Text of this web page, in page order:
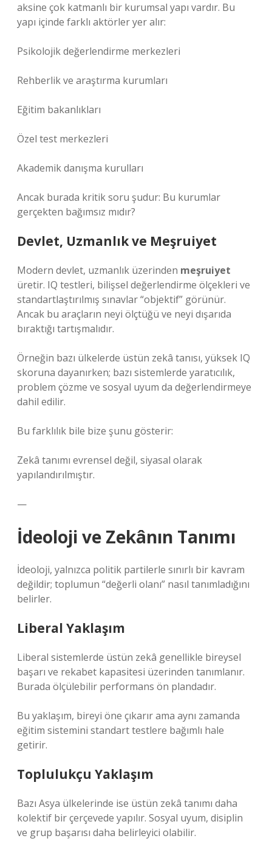
aksine çok katmanlı bir kurumsal yapı vardır. Bu
yapı içinde farklı aktörler yer alır:
Psikolojik değerlendirme merkezleri
Rehberlik ve araştırma kurumları
Eğitim bakanlıkları
Özel test merkezleri
Akademik danışma kurulları
Ancak burada kritik soru şudur: Bu kurumlar
gerçekten bağımsız mıdır?
Devlet, Uzmanlık ve Meşruiyet
Modern devlet, uzmanlık üzerinden meşruiyet
üretir. IQ testleri, bilişsel değerlendirme ölçekleri ve
standartlaştırılmış sınavlar “objektif” görünür.
Ancak bu araçların neyi ölçtüğü ve neyi dışarıda
bıraktığı tartışmalıdır.
Örneğin bazı ülkelerde üstün zekâ tanısı, yüksek IQ
skoruna dayanırken; bazı sistemlerde yaratıcılık,
problem çözme ve sosyal uyum da değerlendirmeye
dahil edilir.
Bu farklılık bile bize şunu gösterir:
Zekâ tanımı evrensel değil, siyasal olarak
yapılandırılmıştır.
—
İdeoloji ve Zekânın Tanımı
İdeoloji, yalnızca politik partilerle sınırlı bir kavram
değildir; toplumun “değerli olanı” nasıl tanımladığını
belirler.
Liberal Yaklaşım
Liberal sistemlerde üstün zekâ genellikle bireysel
başarı ve rekabet kapasitesi üzerinden tanımlanır.
Burada ölçülebilir performans ön plandadır.
Bu yaklaşım, bireyi öne çıkarır ama aynı zamanda
eğitim sistemini standart testlere bağımlı hale
getirir.
Toplulukçu Yaklaşım
Bazı Asya ülkelerinde ise üstün zekâ tanımı daha
kolektif bir çerçevede yapılır. Sosyal uyum, disiplin
ve grup başarısı daha belirleyici olabilir.